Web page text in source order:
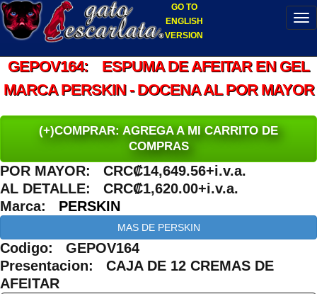
GO TO
ENGLISH
VERSION
GEPOV164: ESPUMA DE AFEITAR EN GEL
MARCA PERSKIN - DOCENA AL POR MAYOR
(+)COMPRAR: AGREGA A MI CARRITO DE
COMPRAS
POR MAYOR: CRC₡14,649.56+i.v.a.
AL DETALLE: CRC₡1,620.00+i.v.a.
Marca: PERSKIN
MAS DE PERSKIN
Codigo: GEPOV164
Presentacion: CAJA DE 12 CREMAS DE
AFEITAR